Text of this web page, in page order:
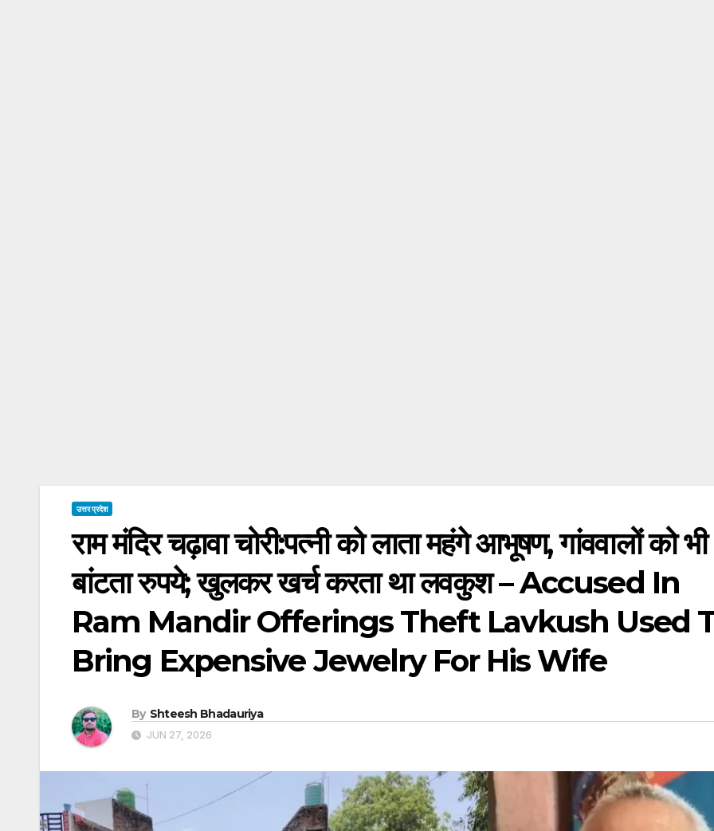
उत्तर प्रदेश
राम मंदिर चढ़ावा चोरी:पत्नी को लाता महंगे आभूषण, गांववालों को भी
बांटता रुपये; खुलकर खर्च करता था लवकुश – Accused In
Ram Mandir Offerings Theft Lavkush Used
Bring Expensive Jewelry For His Wife
By Shteesh Bhadauriya
JUN 27, 2026